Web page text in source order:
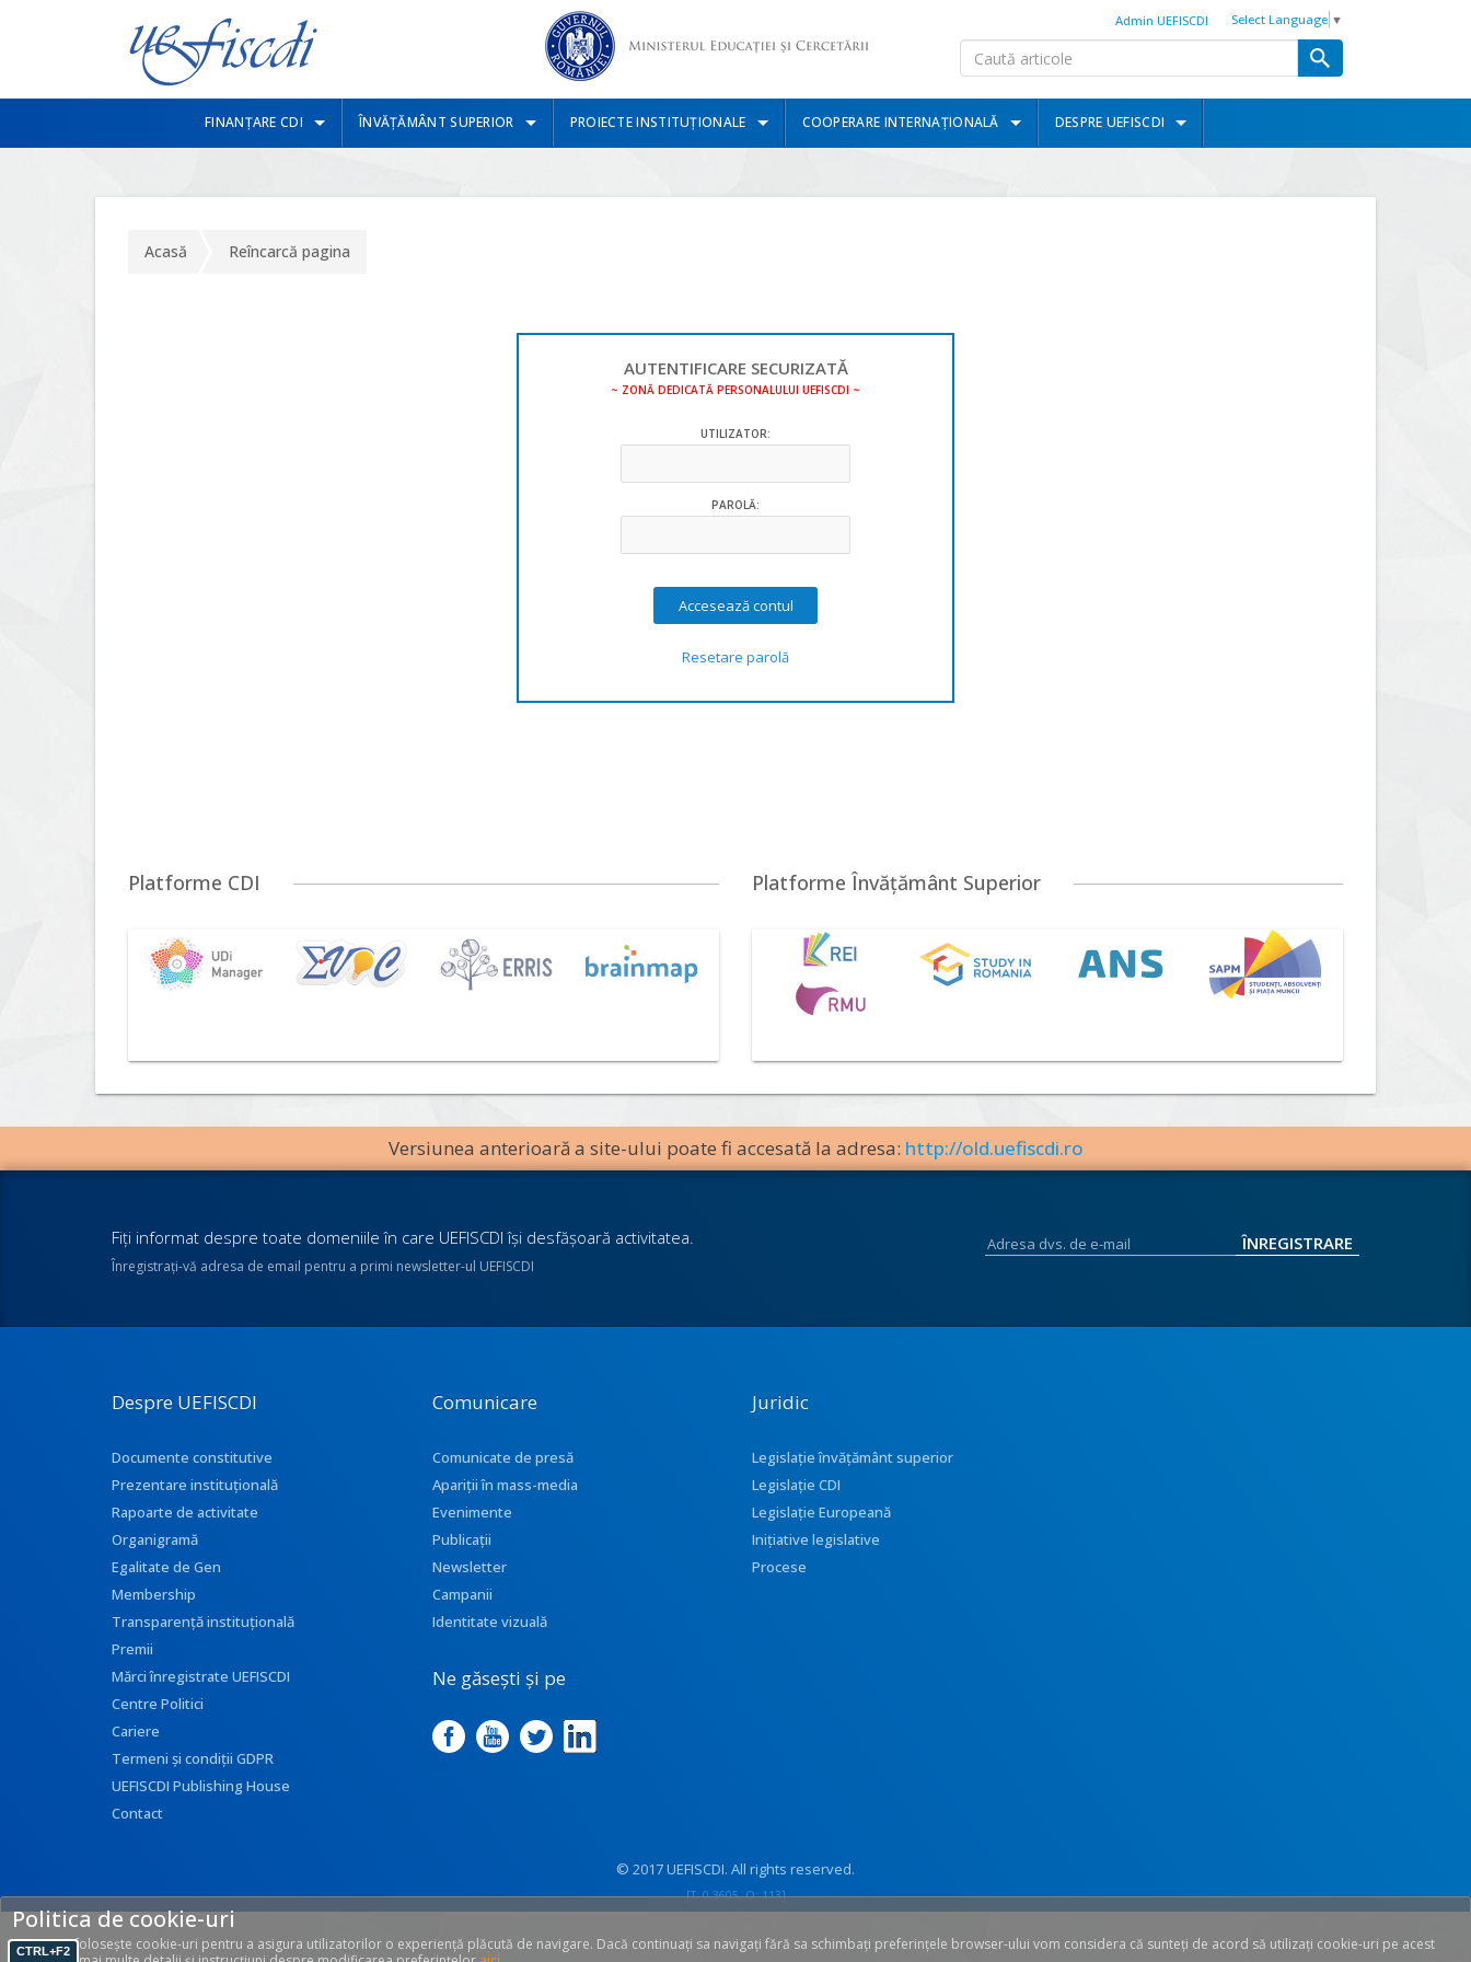
CTRL+F2
Select Language ▼
Admin UEFISCDI
FINANȚARE CDI ÎNVĂȚĂMÂNT SUPERIOR PROIECTE INSTITUȚIONALE COOPERARE INTERNAȚIONALĂ DESPRE UEFISCDI
Acasă Reîncarcă pagina
AUTENTIFICARE SECURIZATĂ
~ ZONĂ DEDICATĂ PERSONALULUI UEFISCDI ~
UTILIZATOR:
PAROLĂ:
Resetare parolă
Platforme CDI Platforme Învățământ Superior
Versiunea anterioară a site-ului poate fi accesată la adresa: http://old.uefiscdi.ro
Fiţi informat despre toate domeniile în care UEFISCDI îşi desfăşoară activitatea.
Înregistraţi-vă adresa de email pentru a primi newsletter-ul UEFISCDI
Despre UEFISCDI
Documente constitutive
Prezentare instituţională
Rapoarte de activitate
Organigramă
Egalitate de Gen
Membership
Transparenţă instituţională
Premii
Mărci înregistrate UEFISCDI
Centre Politici
Cariere
Termeni și condiții GDPR
UEFISCDI Publishing House
Contact
Comunicare
Comunicate de presă
Apariţii în mass-media
Evenimente
Publicații
Newsletter
Campanii
Identitate vizuală
Ne găsești și pe
Juridic
Legislație învățământ superior
Legislație CDI
Legislație Europeană
Inițiative legislative
Procese
© 2017 UEFISCDI. All rights reserved.
[T: 0.3605, O: 113]
Politica de cookie-uri
Acest site folosește cookie-uri pentru a asigura utilizatorilor o experiență plăcută de navigare. Dacă continuați sa navigați fără sa schimbați preferințele browser-ului vom considera că sunteți de acord să utilizați cookie-uri pe acest